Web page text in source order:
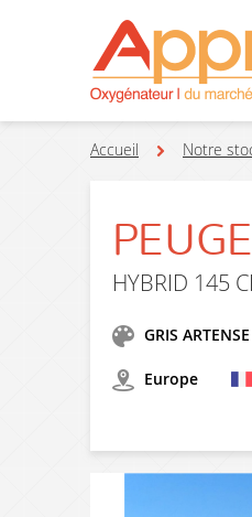
Accueil Notre
HYBRID 145
GRIS
Europe